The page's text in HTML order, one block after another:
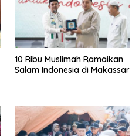
10 Ribu Muslimah Ramaikan
Salam Indonesia di Makassar